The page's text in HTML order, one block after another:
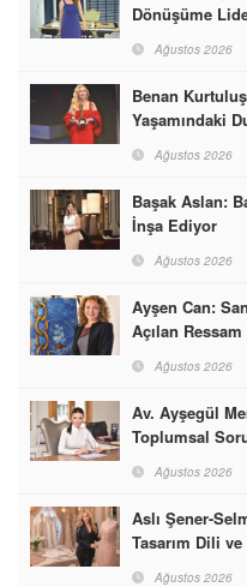
Dönüşüme
Ağustos 2026
Benan
Yaşamındaki
Ağustos 2026
Başak Aslan:
İnşa Ediyor
Ağustos 2026
Ayşen Can:
Açılan Ressam
Ağustos 2026
Av. Ayşegül
Toplumsal
Ağustos 2026
Aslı Şener-
Tasarım Dili
Dünyasına
Ağustos 2026